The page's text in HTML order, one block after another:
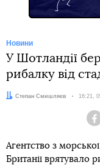
Новини
У Шотландії
рибалку від
Автор:
Степан Смишляєв Дата:
16:21,
Агентство з
Британії врятувало